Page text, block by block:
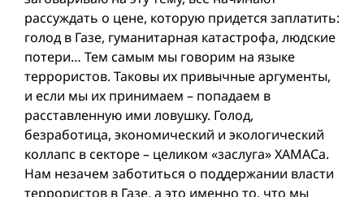
рассуждать о цене, которую придется заплатить:
голод в Газе, гуманитарная катастрофа, людские
потери… Тем самым мы говорим на языке
террористов. Таковы их привычные аргументы,
и если мы их принимаем – попадаем в
расставленную ими ловушку. Голод,
безработица, экономический и экологический
коллапс в секторе – целиком «заслуга» ХАМАСа.
Нам незачем заботиться о поддержании власти
террористов в Газе, а это именно то, что мы